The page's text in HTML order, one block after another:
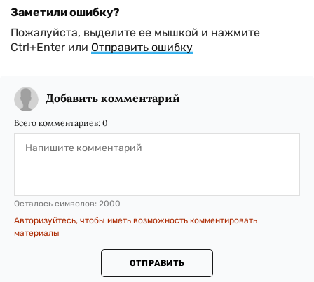
Заметили ошибку?
Пожалуйста, выделите ее мышкой и нажмите
Ctrl+Enter или Отправить ошибку
Добавить комментарий
Всего комментариев: 0
Осталось символов: 2000
Авторизуйтесь, чтобы иметь возможность комментировать
материалы
ОТПРАВИТЬ